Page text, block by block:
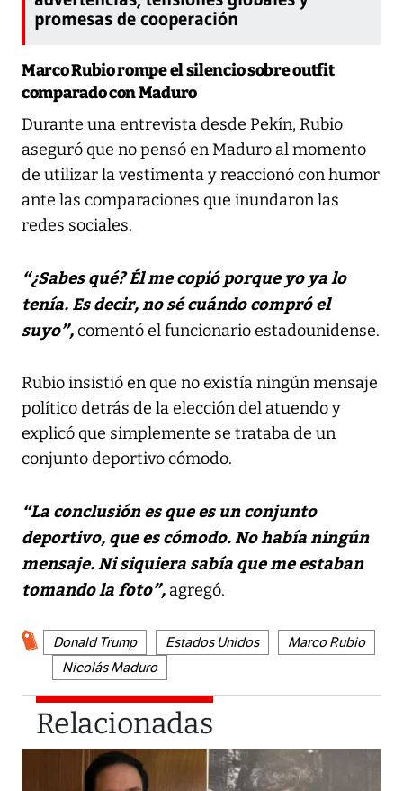
promesas de cooperación
Marco Rubio rompe el silencio sobre outfit
comparado con Maduro
Durante una entrevista desde Pekín, Rubio
aseguró que no pensó en Maduro al momento
de utilizar la vestimenta y reaccionó con humor
ante las comparaciones que inundaron las
redes sociales.
“¿Sabes qué? Él me copió porque yo ya lo
tenía. Es decir, no sé cuándo compró el
suyo”,comentó el funcionario estadounidense.
Rubio insistió en que no existía ningún mensaje
político detrás de la elección del atuendo y
explicó que simplemente se trataba de un
conjunto deportivo cómodo.
“La conclusión es que es un conjunto
deportivo, que es cómodo. No había ningún
mensaje. Ni siquiera sabía que me estaban
tomando la foto”, agregó.
Donald Trump Estados Unidos
Marco Rubio
Nicolás Maduro
Relacionadas